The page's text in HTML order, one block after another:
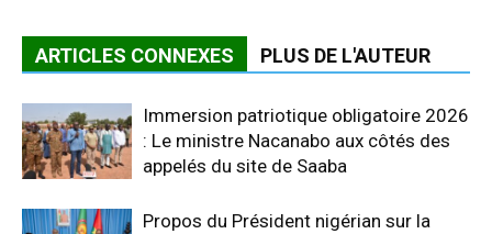
ARTICLES CONNEXES PLUS DE L'AUTEUR
Immersion patriotique obligatoire 2026
: Le ministre Nacanabo aux côtés des
appelés du site de Saaba
Propos du Président nigérian sur la